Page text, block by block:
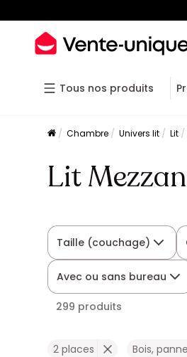
Tous nos produits
Chambre Univers lit Lit
Lit
Taille (couchage)
Avec ou sans bureau
299 produits
2 places Bois,